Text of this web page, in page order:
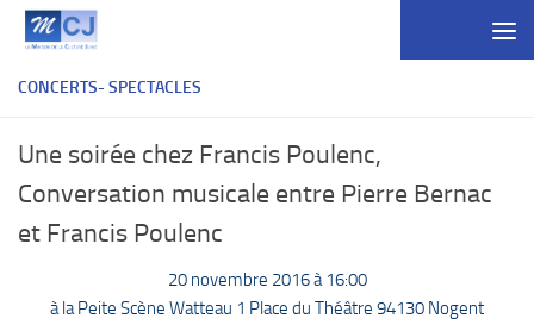
Skip to content
CONCERTS- SPECTACLES
Une soirée chez Francis Poulenc,
Conversation musicale entre Pierre Bernac
et Francis Poulenc
20 novembre 2016 à 16:00
à la Peite Scène Watteau 1 Place du Théâtre 94130 Nogent